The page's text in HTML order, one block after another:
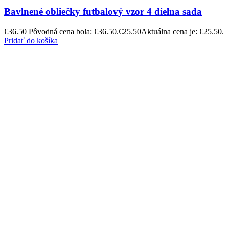
Bavlnené obliečky futbalový vzor 4 dielna sada
€36.50 Pôvodná cena bola: €36.50.€25.50Aktuálna cena je: €25.50.
Pridať do košíka